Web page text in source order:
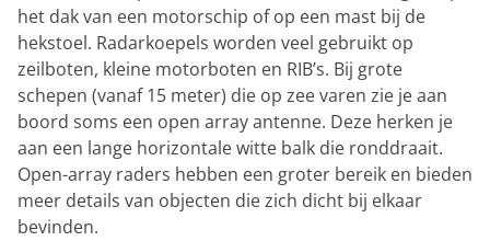
het dak van een motorschip of op een mast bij de
hekstoel. Radarkoepels worden veel gebruikt op
zeilboten, kleine motorboten en RIB’s. Bij grote
schepen (vanaf 15 meter) die op zee varen zie je aan
boord soms een open array antenne. Deze herken je
aan een lange horizontale witte balk die ronddraait.
Open-array raders hebben een groter bereik en bieden
meer details van objecten die zich dicht bij elkaar
bevinden.